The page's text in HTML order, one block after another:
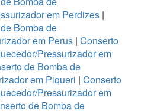
em Perdizes |
Bomba de
em Perus | Conserto
Pressurizador em
de Bomba de
em Piqueri | Conserto
Pressurizador em
de Bomba de